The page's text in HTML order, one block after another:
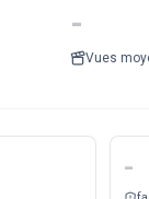
-
Vues
-